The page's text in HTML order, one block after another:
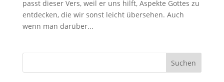
passt dieser Vers, weil er uns hilft, Aspekte Gottes zu
entdecken, die wir sonst leicht übersehen. Auch
wenn man darüber...
Suchen